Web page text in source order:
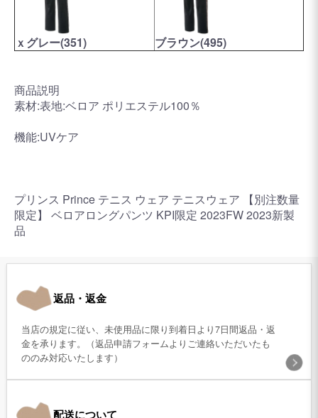
ｘグレー(351) ブラウン(495)
商品説明
素材:表地:ベロア ポリエステル100％
機能:UVケア
プリンス Prince テニス ウェア テニスウェア 【別注数量
限定】 ベロアロングパンツ KPI限定 2023FW 2023新製
品
返品・返金
当店の規定に従い、未使用品に限り到着日より7日間返品・返
金を承ります。（返品申請フォームよりご連絡いただいたも
ののみ対応いたします）
配送について